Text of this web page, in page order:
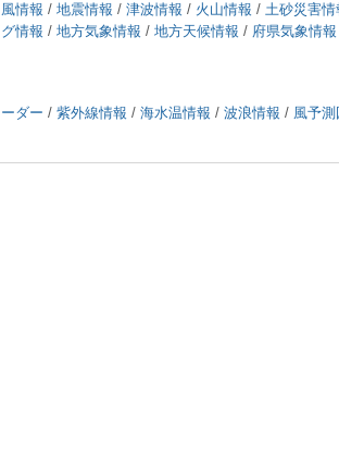
情報 / 地震情報 / 津波情報 / 火山情報 / 土砂災害情
情報 / 地方気象情報 / 地方天候情報 / 府県気象情報
ダー / 紫外線情報 / 海水温情報 / 波浪情報 / 風予測